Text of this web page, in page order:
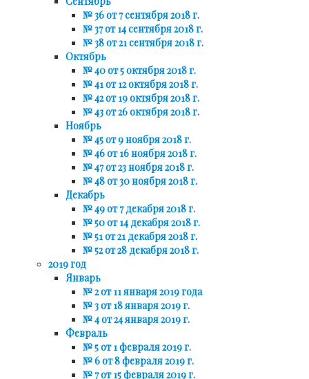
№ 36 от 7 сентября 2018 г.
№ 37 от 14 сентября 2018 г.
№ 38 от 21 сентября 2018 г.
Октябрь
№ 40 от 5 октября 2018 г.
№ 41 от 12 октября 2018 г.
№ 42 от 19 октября 2018 г.
№ 43 от 26 октября 2018 г.
Ноябрь
№ 45 от 9 ноября 2018 г.
№ 46 от 16 ноября 2018 г.
№ 47 от 23 ноября 2018 г.
№ 48 от 30 ноября 2018 г.
Декабрь
№ 49 от 7 декабря 2018 г.
№ 50 от 14 декабря 2018 г.
№ 51 от 21 декабря 2018 г.
№ 52 от 28 декабря 2018 г.
2019 год
Январь
№ 2 от 11 января 2019 года
№ 3 от 18 января 2019 г.
№ 4 от 24 января 2019 г.
Февраль
№ 5 от 1 февраля 2019 г.
№ 6 от 8 февраля 2019 г.
№ 7 от 15 февраля 2019 г.